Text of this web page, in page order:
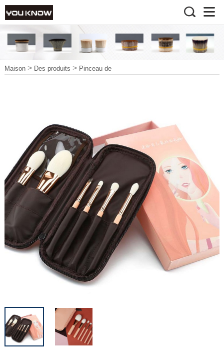
Maison > Des produits > Pinceau de